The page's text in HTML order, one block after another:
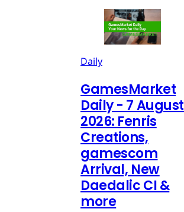
Daily
GamesMarket
Daily - 7 August
2026: Fenris
Creations,
gamescom
Arrival, New
Daedalic CI &
more